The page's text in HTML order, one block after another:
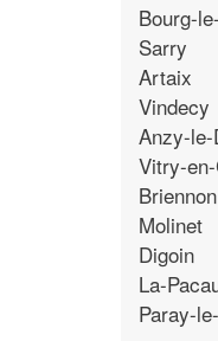
Bourg-
Sarry
Artaix
Vindecy
Anzy-le-
Vitry-
Briennon
Molinet
Digoin
La-
Paray-